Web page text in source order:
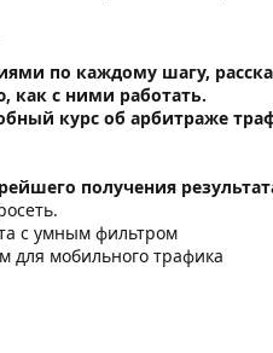
по каждому шагу,
как с ними работать.
курс об арбитраже
получения
с умным фильтром
для мобильного трафика